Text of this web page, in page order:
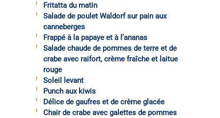
Fritatta du matin
Salade de poulet Waldorf sur pain aux
canneberges
Frappé à la papaye et à l’ananas
Salade chaude de pommes de terre et de
crabe avec raifort, crème fraîche et laitue
rouge
Soleil levant
Punch aux kiwis
Délice de gaufres et de crème glacée
Chair de crabe avec galettes de pommes